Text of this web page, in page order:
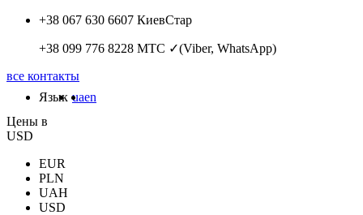
+38 067 630 6607 КиевСтар
+38 099 776 8228 МТС ✓(Viber, WhatsApp)
все контакты
Язык uaen
Цены в
USD
EUR
PLN
UAH
USD